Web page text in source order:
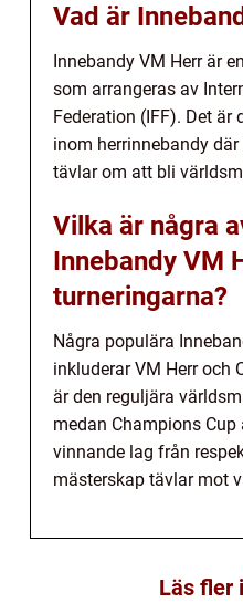
Vad är
Innebandy VM Herr är
som arrangeras av
Federation (IFF). Det
inom herrinnebandy
tävlar om att bli
Vilka är några
Innebandy VM
turneringarna?
Några populära
inkluderar VM Herr och
är den reguljära
medan Champions
vinnande lag från
mästerskap tävlar mot
Läs fler